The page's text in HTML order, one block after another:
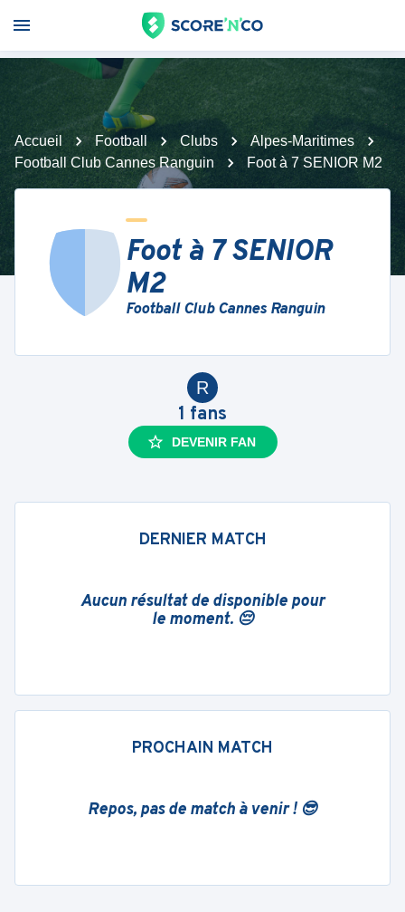
Accueil Football Clubs
Alpes-Maritimes
Football Club Cannes Ranguin
Foot à 7 SENIOR M2
Foot à 7 SENIOR
M2
Football Club Cannes Ranguin
R
1 fans
DEVENIR FAN
DERNIER MATCH
Aucun résultat de disponible pour
le moment. 😔
PROCHAIN MATCH
Repos, pas de match à venir ! 😎